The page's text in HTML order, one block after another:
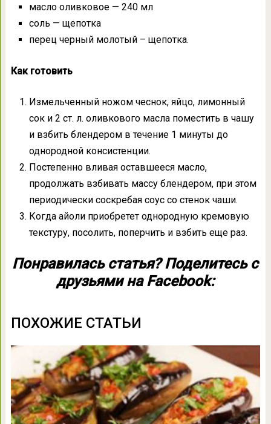
масло оливковое — 240 мл
соль — щепотка
перец черный молотый – щепотка.
Как готовить
Измельченный ножом чеснок, яйцо, лимонный
сок и 2 ст. л. оливкового масла поместить в чашу
и взбить блендером в течение 1 минуты до
однородной консистенции.
Постепенно вливая оставшееся масло,
продолжать взбивать массу блендером, при этом
периодически соскребая соус со стенок чаши.
Когда айоли приобретет однородную кремовую
текстуру, посолить, поперчить и взбить еще раз.
Понравилась статья? Поделитесь с
друзьями на Facebook:
ПОХОЖИЕ СТАТЬИ